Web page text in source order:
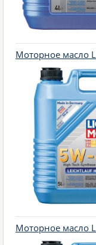
Моторное масло
Моторное масло